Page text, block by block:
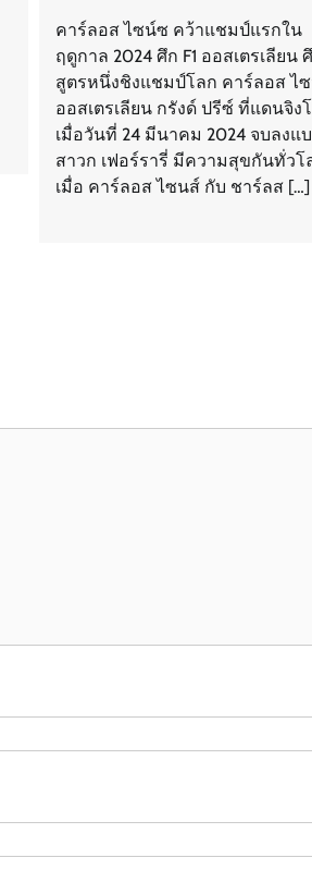
คาร์ลอส ไซน์ซ คว้าแชมป์แรกใน
ฤดูกาล 2024 ศึก F1 ออสเตรเลียน
สูตรหนึ่งชิงแชมป์โลก คาร์ลอส ไ
ออสเตรเลียน กรังด์ ปรีซ์ ที่แดนจิง
เมื่อวันที่ 24 มีนาคม 2024 จบลงแ
สาวก เฟอร์รารี่ มีความสุขกันทั่วโ
เมื่อ คาร์ลอส ไซนส์ กับ ชาร์ลส […]